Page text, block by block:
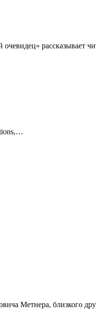
рассказывает
Метнера, близкого